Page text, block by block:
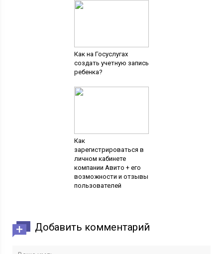
Как на Госуслугах
создать учетную запись
ребенка?
Как
зарегистрироваться в
личном кабинете
компании Авито + его
возможности и отзывы
пользователей
Добавить комментарий